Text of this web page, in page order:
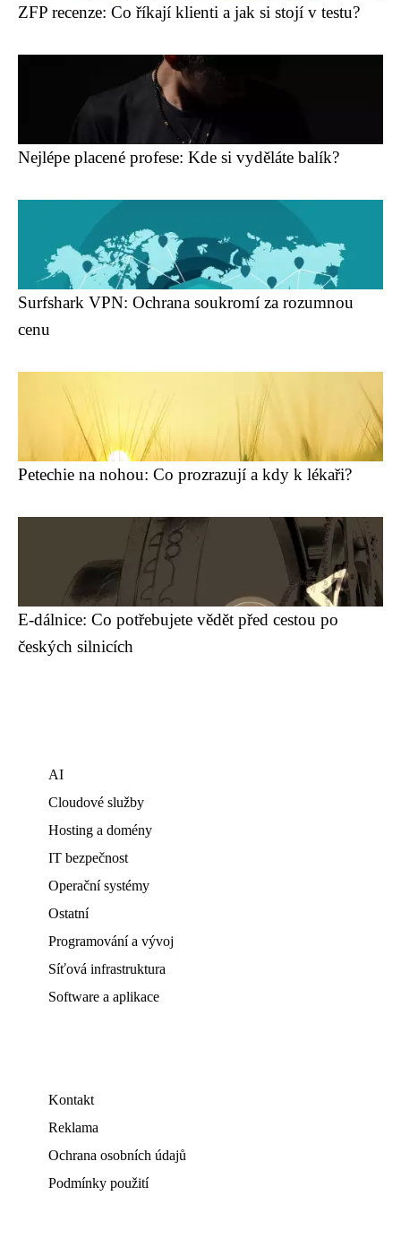
ZFP recenze: Co říkají klienti a jak si stojí v testu?
Nejlépe placené profese: Kde si vyděláte balík?
Surfshark VPN: Ochrana soukromí za rozumnou
cenu
Petechie na nohou: Co prozrazují a kdy k lékaři?
E-dálnice: Co potřebujete vědět před cestou po
českých silnicích
AI
Cloudové služby
Hosting a domény
IT bezpečnost
Operační systémy
Ostatní
Programování a vývoj
Síťová infrastruktura
Software a aplikace
Kontakt
Reklama
Ochrana osobních údajů
Podmínky použití